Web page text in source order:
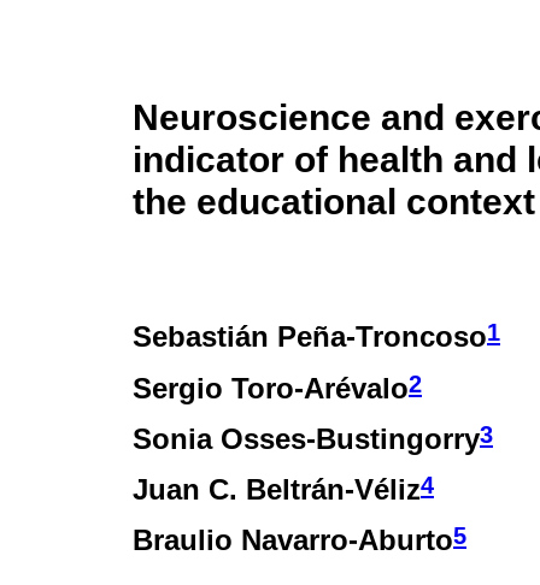
Neuroscience and
indicator of health and
the educational context
Sebastián Peña-Troncoso1
Sergio Toro-Arévalo2
Sonia Osses-Bustingorry3
Juan C. Beltrán-Véliz4
Braulio Navarro-Aburto5